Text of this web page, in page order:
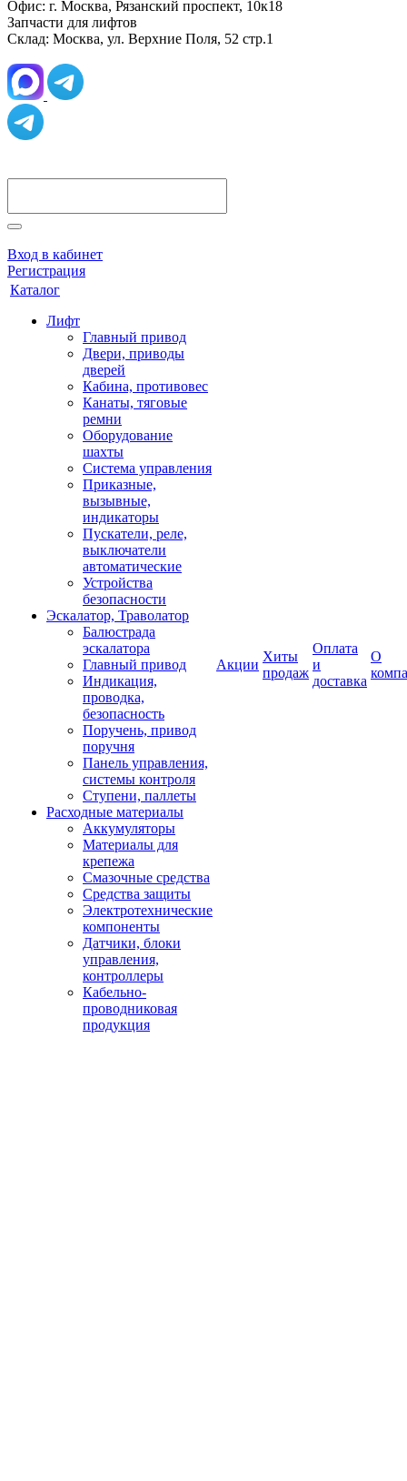
Офис: г. Москва, Рязанский проспект, 10к18
Запчасти для лифтов
Склад: Москва, ул. Верхние Поля, 52 стр.1
Вход в кабинет
Регистрация
Каталог
Лифт
Главный привод
Двери, приводы
дверей
Кабина, противовес
Канаты, тяговые
ремни
Оборудование
шахты
Система управления
Приказные,
вызывные,
индикаторы
Пускатели, реле,
выключатели
автоматические
Устройства
безопасности
Эскалатор, Траволатор
Балюстрада
эскалатора
Главный привод
Индикация,
проводка,
безопасность
Поручень, привод
поручня
Панель управления,
системы контроля
Ступени, паллеты
Расходные материалы
Аккумуляторы
Материалы для
крепежа
Смазочные средства
Средства защиты
Электротехнические
компоненты
Датчики, блоки
управления,
контроллеры
Кабельно-
проводниковая
продукция
Акции
Хиты
продаж
Оплата
и
доставка
О